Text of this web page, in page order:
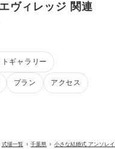
ヴィレッジ 関連
ギャラリー
プラン アクセス
式場一覧 千葉県 小さな結婚式 アンソレ